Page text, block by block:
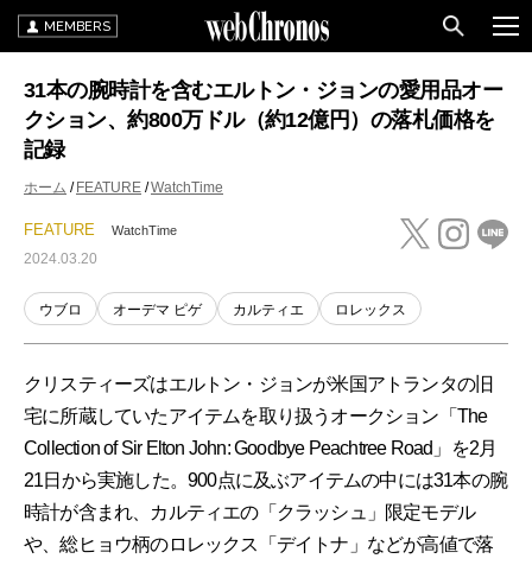
MEMBERS
31本の腕時計を含むエルトン・ジョンの愛用品オー
クション、約800万ドル（約12億円）の落札価格を
記録
ホーム FEATURE WatchTime
FEATURE WatchTime
2024.03.20
ウブロ オーデマ ピゲ カルティエ ロレックス
クリスティーズはエルトン・ジョンが米国アトランタの旧
宅に所蔵していたアイテムを取り扱うオークション「The
Collection of Sir Elton John: Goodbye Peachtree Road」を2月
21日から実施した。900点に及ぶアイテムの中には31本の腕
時計が含まれ、カルティエの「クラッシュ」限定モデル
や、総ヒョウ柄のロレックス「デイトナ」などが高値で落